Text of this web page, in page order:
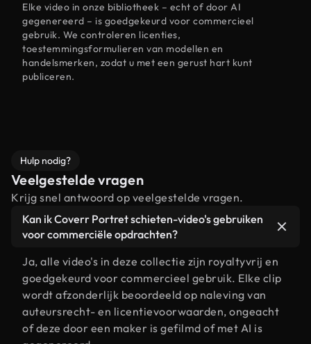
Elke video in onze bibliotheek – echt of door AI
gegenereerd – is goedgekeurd voor commercieel
gebruik. We controleren licenties,
toestemmingsformulieren van modellen en
handelsmerken, zodat u met een gerust hart kunt
publiceren.
Hulp nodig?
Veelgestelde vragen
Krijg snel antwoord op veelgestelde vragen.
Kan ik Coverr Portret schieten-video's gebruiken
voor commerciële opdrachten?
Ja, alle video's in deze collectie zijn royaltyvrij en
goedgekeurd voor commercieel gebruik. Elke clip
wordt afzonderlijk beoordeeld op naleving van
auteursrecht- en licentievoorwaarden, ongeacht
of deze door een maker is gefilmd of met AI is